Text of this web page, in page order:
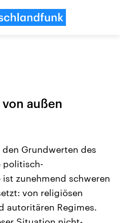
aus
USA
Aktuelle Beiträge,
Hintergründe
Wirtschaftlich und
gehören die Vereinigten
den mächtigsten Ländern
mit großem Einfluss auf
außen
Grundwerten des
politisch-
zunehmend schweren
von religiösen
autoritären Regimes.